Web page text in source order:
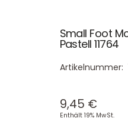
Small Foot
Pastell 11764
Artikelnummer:
9,45 €
Enthält 19% MwSt.